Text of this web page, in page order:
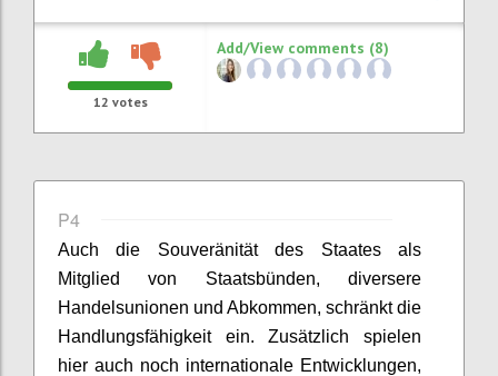
12 votes
Add/View comments (8)
P4
Auch die Souveränität des Staates als
Mitglied von Staatsbünden, diversere
Handelsunionen und Abkommen, schränkt die
Handlungsfähigkeit ein. Zusätzlich spielen
hier auch noch internationale Entwicklungen,